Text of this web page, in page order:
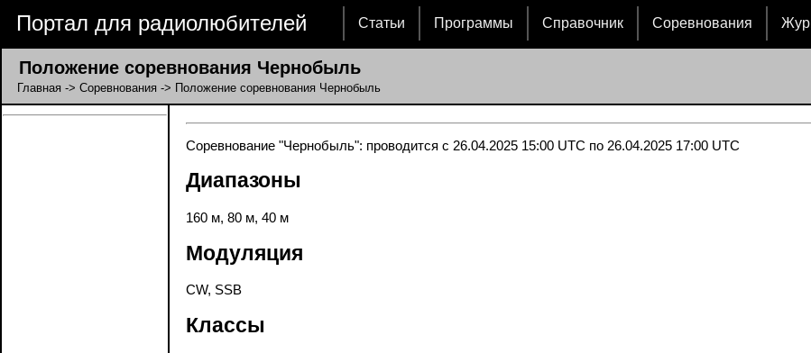
Портал для радиолюбителей Статьи Программы Справочник Соревнования
Положение соревнования Чернобыль
Главная -> Соревнования -> Положение соревнования Чернобыль
Соревнование "Чернобыль": проводится с 26.04.2025 15:00 UTC по 26.04.2025 17:00 UTC
Диапазоны
160 м, 80 м, 40 м
Модуляция
CW, SSB
Классы